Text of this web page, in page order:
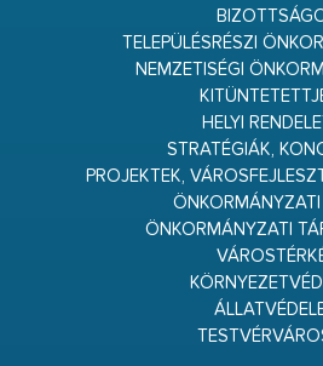
TELEPÜLÉSRÉSZI
NEMZETISÉGI
HELYI
STRATÉGIÁK,
PROJEKTEK,
ÖNKORMÁNYZATI
ÖNKORMÁNYZATI